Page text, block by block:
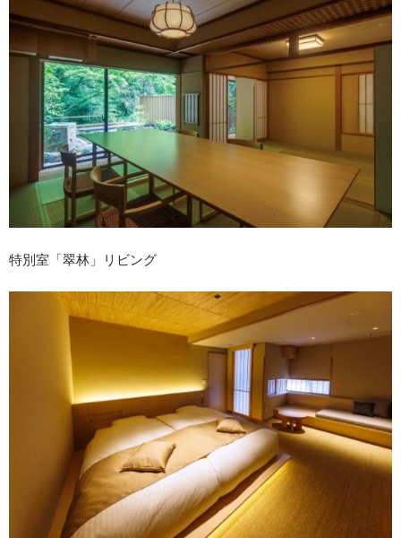
特別室「翠林」リビング